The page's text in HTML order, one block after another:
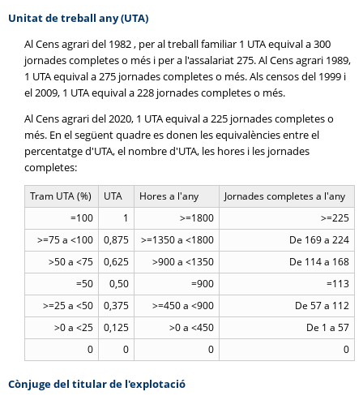
Unitat de treball any (UTA)
Al Cens agrari del 1982 , per al treball familiar 1 UTA equival a 300
jornades completes o més i per a l'assalariat 275. Al Cens agrari 1989,
1 UTA equival a 275 jornades completes o més. Als censos del 1999 i
el 2009, 1 UTA equival a 228 jornades completes o més.
Al Cens agrari del 2020, 1 UTA equival a 225 jornades completes o
més. En el següent quadre es donen les equivalències entre el
percentatge d'UTA, el nombre d'UTA, les hores i les jornades
completes:
Tram UTA (%) UTA Hores a l'any
Jornades completes a l'any
=100
1 >=1800
>=225
>=75 a <100
0,875 >=1350 a <1800
De 169 a 224
>50 a <75
0,625 >900 a <1350
De 114 a 168
=50
0,50 =900
=113
>=25 a <50
0,375 >=450 a <900
De 57 a 112
>0 a <25
0,125 >0 a <450
De 1 a 57
0
0 0 0
Cònjuge del titular de l'explotació